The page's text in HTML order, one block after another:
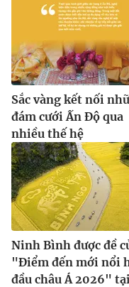
Sắc vàng kết nối
đám cưới Ấn Độ qua
nhiều thế hệ
Ninh Bình được đề
"Điểm đến mới nổi
đầu châu Á 2026" tại